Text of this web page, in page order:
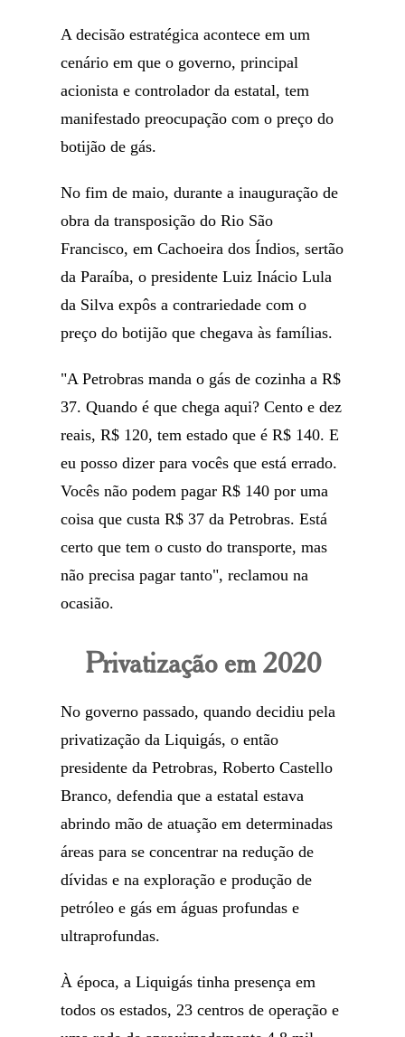
A decisão estratégica acontece em um
cenário em que o governo, principal
acionista e controlador da estatal, tem
manifestado preocupação com o preço do
botijão de gás.
No fim de maio, durante a inauguração de
obra da transposição do Rio São
Francisco, em Cachoeira dos Índios, sertão
da Paraíba, o presidente Luiz Inácio Lula
da Silva expôs a contrariedade com o
preço do botijão que chegava às famílias.
"A Petrobras manda o gás de cozinha a R$
37. Quando é que chega aqui? Cento e dez
reais, R$ 120, tem estado que é R$ 140. E
eu posso dizer para vocês que está errado.
Vocês não podem pagar R$ 140 por uma
coisa que custa R$ 37 da Petrobras. Está
certo que tem o custo do transporte, mas
não precisa pagar tanto", reclamou na
ocasião.
Privatização em 2020
No governo passado, quando decidiu pela
privatização da Liquigás, o então
presidente da Petrobras, Roberto Castello
Branco, defendia que a estatal estava
abrindo mão de atuação em determinadas
áreas para se concentrar na redução de
dívidas e na exploração e produção de
petróleo e gás em águas profundas e
ultraprofundas.
À época, a Liquigás tinha presença em
todos os estados, 23 centros de operação e